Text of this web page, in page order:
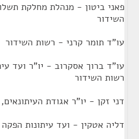
פאני ביטון - מנהלת מחלקת
השידור
עו"ד תומר קרני - רשות השידור
עו"ד ברוך אסקרוב - יו"ר ועד
רשות השידור
דני זקן - יו"ר אגודת
דליה אטקין - ועד עיתונות הפקה ערוץ 1,